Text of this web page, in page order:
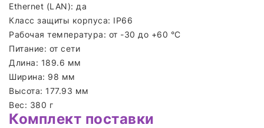
Ethernet (LAN): да
Класс защиты корпуса: IP66
Рабочая температура: от -30 до +60 °С
Питание: от сети
Длина: 189.6 мм
Ширина: 98 мм
Высота: 177.93 мм
Вес: 380 г
Комплект поставки